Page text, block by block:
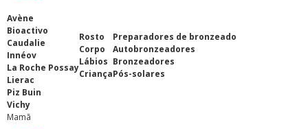
Avène
Bioactivo
Caudalie
Innéov
La Roche Possay
Lierac
Piz Buin
Vichy
Rosto
Corpo
Lábios
Criança
Preparadores de bronzeado
Autobronzeadores
Bronzeadores
Pós-solares
Mamã